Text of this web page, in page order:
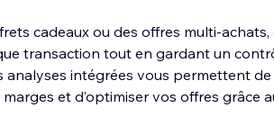
cadeaux ou des offres multi-achats,
transaction tout en gardant un
analyses intégrées vous permettent de
et d’optimiser vos offres grâce